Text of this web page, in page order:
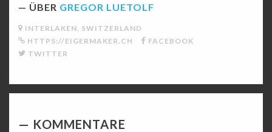
ÜBER GREGOR LUETOLF
INTERLAKEN, SWITZERLAND
HTTPS://EIGERMAKER.CH
FACEBOOK
TWITTER
KOMMENTARE